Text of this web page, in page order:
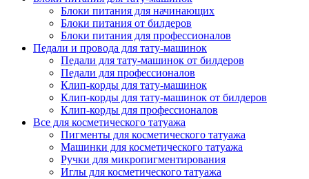
Блоки питания для начинающих
Блоки питания от билдеров
Блоки питания для профессионалов
Педали и провода для тату-машинок
Педали для тату-машинок от билдеров
Педали для профессионалов
Клип-корды для тату-машинок
Клип-корды для тату-машинок от билдеров
Клип-корды для профессионалов
Все для косметического татуажа
Пигменты для косметического татуажа
Машинки для косметического татуажа
Ручки для микропигментирования
Иглы для косметического татуажа